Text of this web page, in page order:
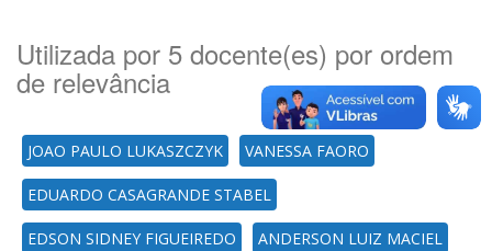
Utilizada por 5 docente(es) por ordem
de relevância
JOAO PAULO LUKASZCZYK VANESSA FAORO
EDUARDO CASAGRANDE STABEL
EDSON SIDNEY FIGUEIREDO ANDERSON LUIZ MACIEL